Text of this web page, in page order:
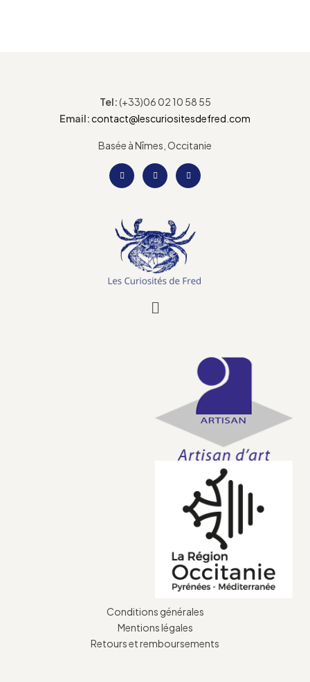
Tel:(+33)06 02 10 58 55
Email:contact@lescuriositesdefred.com
Basée à Nîmes, Occitanie
Conditions générales
Mentions légales
Retours et remboursements